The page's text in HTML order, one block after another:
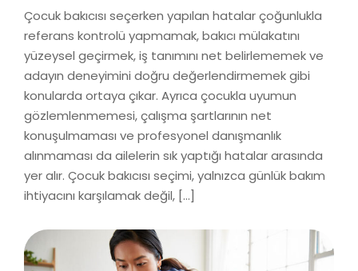
Çocuk bakıcısı seçerken yapılan hatalar çoğunlukla
referans kontrolü yapmamak, bakıcı mülakatını
yüzeysel geçirmek, iş tanımını net belirlememek ve
adayın deneyimini doğru değerlendirmemek gibi
konularda ortaya çıkar. Ayrıca çocukla uyumun
gözlemlenmemesi, çalışma şartlarının net
konuşulmaması ve profesyonel danışmanlık
alınmaması da ailelerin sık yaptığı hatalar arasında
yer alır. Çocuk bakıcısı seçimi, yalnızca günlük bakım
ihtiyacını karşılamak değil, […]